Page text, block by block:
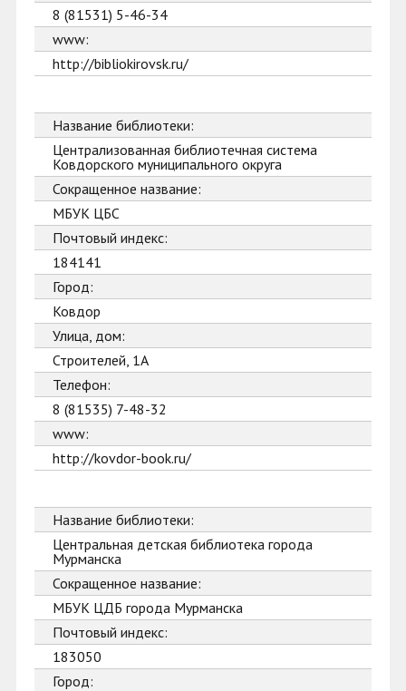
8 (81531) 5-46-34
www:
http://bibliokirovsk.ru/
Название библиотеки:
Централизованная библиотечная система
Ковдорского муниципального округа
Сокращенное название:
МБУК ЦБС
Почтовый индекс:
184141
Город:
Ковдор
Улица, дом:
Строителей, 1А
Телефон:
8 (81535) 7-48-32
www:
http://kovdor-book.ru/
Название библиотеки:
Центральная детская библиотека города
Мурманска
Сокращенное название:
МБУК ЦДБ города Мурманска
Почтовый индекс:
183050
Город: